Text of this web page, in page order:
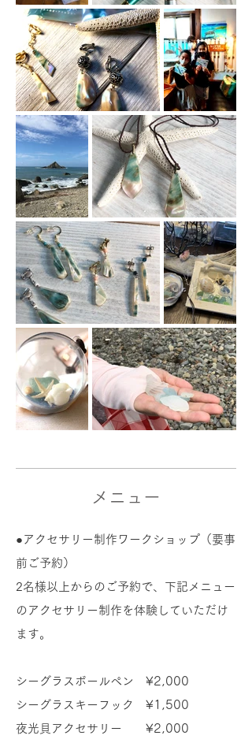
メニュー
​●アクセサリー制作ワークショップ（要事
前ご予約）
2名様以上からのご予約で、下記メニュー
のアクセサリー制作を体験していただけ
ます。
シーグラスボールペン
¥2,000
シーグラスキーフック
¥1,500
夜光貝アクセサリー
¥2,000